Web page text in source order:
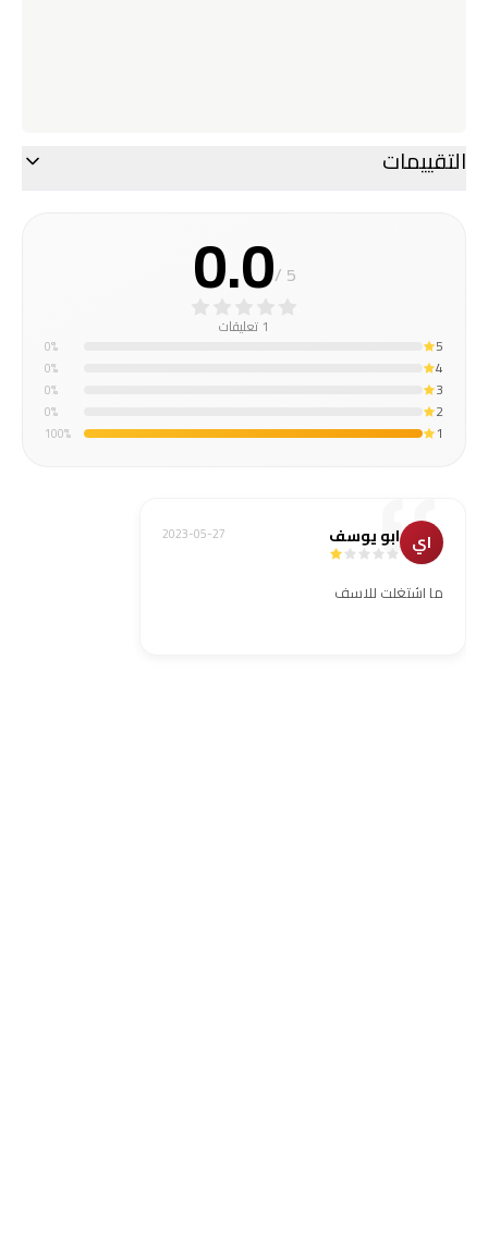
التقييمات
0.0/ 5
1 تعليقات
5
0%
4
0%
3
0%
2
0%
1
100%
اي ابو يوسف 2023-05-27
ما اشتغلت للاسف